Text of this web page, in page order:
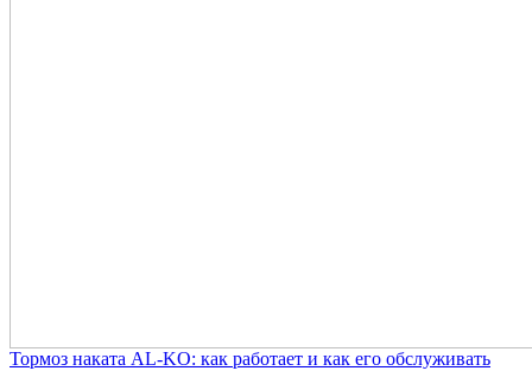
Тормоз наката AL-KO: как работает и как его обслуживать